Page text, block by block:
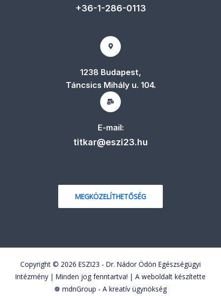
+36-1-286-0113
1238 Budapest,
Táncsics Mihály u. 104.
E-mail:
titkar@eszi23.hu
MEGKÖZELÍTHETŐSÉG
Copyright © 2026 ESZI23 - Dr. Nádor Ödön Egészségügyi
Intézmény | Minden jog fenntartva! | A weboldalt készítette
❁ mdnGroup - A kreatív ügynökség